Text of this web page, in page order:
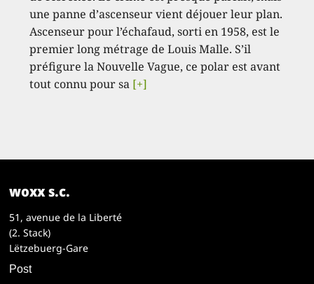
une panne d’ascenseur vient déjouer leur plan.
Ascenseur pour l’échafaud, sorti en 1958, est le
premier long métrage de Louis Malle. S’il
préfigure la Nouvelle Vague, ce polar est avant
tout connu pour sa [+]
woxx s.c.
51, avenue de la Liberté
(2. Stack)
Lëtzebuerg-Gare
Post